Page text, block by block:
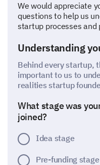
We would appreciate
questions to help us
startup processes and
Understanding
Behind every startup,
important to us to
realities startup
What stage was
joined?
Idea stage
Pre-funding stage